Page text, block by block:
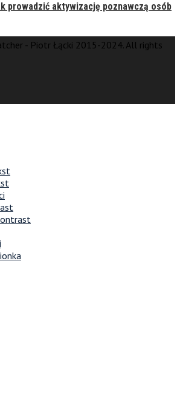
prowadzić aktywizację poznawczą osób
- Piotr Łącki 2015-2024. All rights